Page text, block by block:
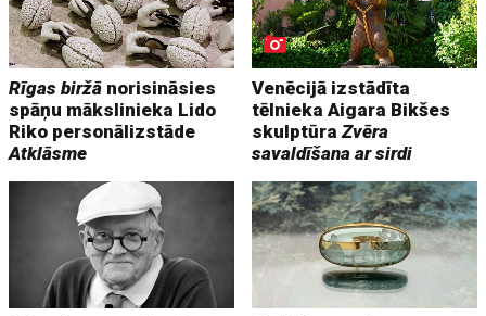
Rīgas biržā norisināsies
spāņu mākslinieka Lido
Riko personālizstāde
Atklāsme
Venēcijā izstādīta
tēlnieka Aigara Bikšes
skulptūraZvēra
savaldīšana ar sirdi